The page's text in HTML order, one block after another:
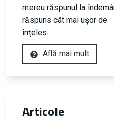
mereu răspunul la
răspuns cât mai ușor de
înțeles.
Află mai mult
Articole